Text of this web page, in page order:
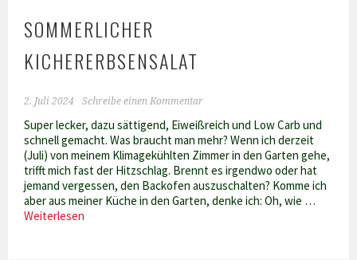
SOMMERLICHER
KICHERERBSENSALAT
2. Juli 2024 Schreibe einen Kommentar
Super lecker, dazu sättigend, Eiweißreich und Low Carb und
schnell gemacht. Was braucht man mehr? Wenn ich derzeit
(Juli) von meinem Klimagekühlten Zimmer in den Garten gehe,
trifft mich fast der Hitzschlag. Brennt es irgendwo oder hat
jemand vergessen, den Backofen auszuschalten? Komme ich
aber aus meiner Küche in den Garten, denke ich: Oh, wie …
Weiterlesen